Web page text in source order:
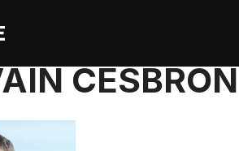
CESBRON